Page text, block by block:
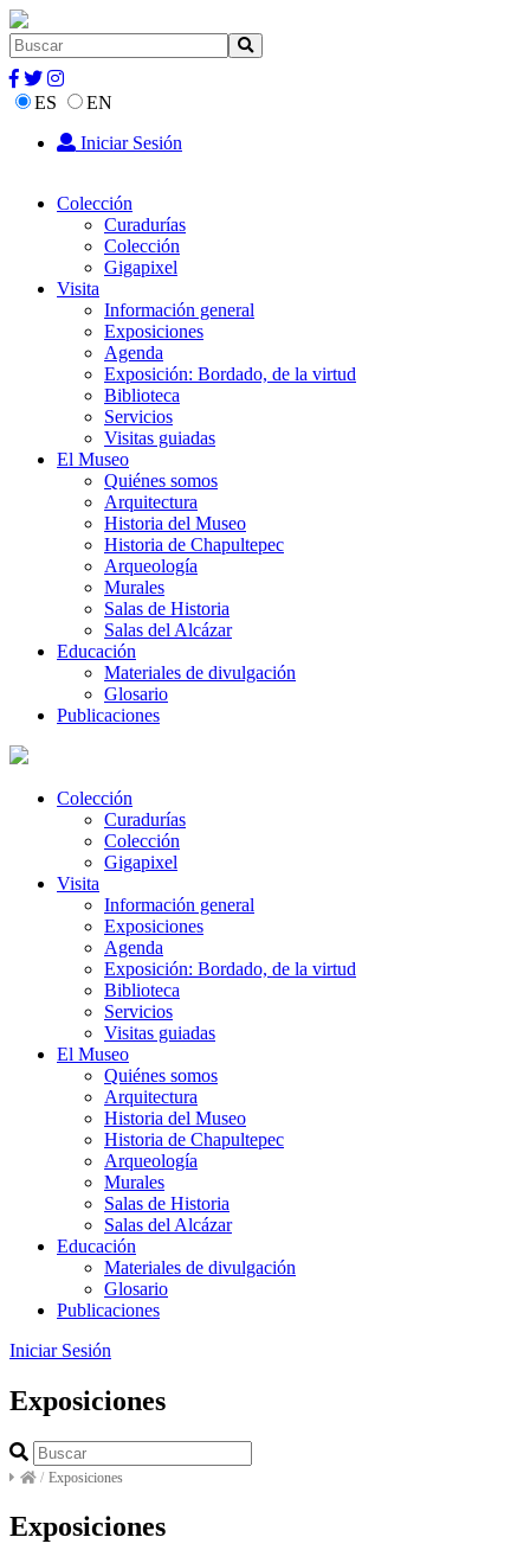
ES
EN
Iniciar Sesión
Colección
Curadurías
Colección
Gigapixel
Visita
Información general
Exposiciones
Agenda
Exposición: Bordado, de la virtud
Biblioteca
Servicios
Visitas guiadas
El Museo
Quiénes somos
Arquitectura
Historia del Museo
Historia de Chapultepec
Arqueología
Murales
Salas de Historia
Salas del Alcázar
Educación
Materiales de divulgación
Glosario
Publicaciones
Colección
Curadurías
Colección
Gigapixel
Visita
Información general
Exposiciones
Agenda
Exposición: Bordado, de la virtud
Biblioteca
Servicios
Visitas guiadas
El Museo
Quiénes somos
Arquitectura
Historia del Museo
Historia de Chapultepec
Arqueología
Murales
Salas de Historia
Salas del Alcázar
Educación
Materiales de divulgación
Glosario
Publicaciones
Iniciar Sesión
Exposiciones
/ Exposiciones
Exposiciones